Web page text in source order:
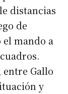
distancias
de
mando a
entre Gallo
y